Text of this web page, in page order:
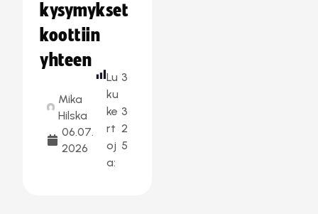
kysymykset
koottiin
yhteen
Mika
Hilska
06.07.
2026
Lu
ku
ke
rt
oj
a:
3
3
2
5